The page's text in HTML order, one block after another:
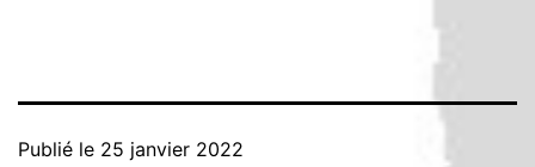
Publié le 25 janvier 2022